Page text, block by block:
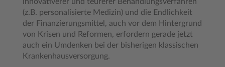
(z.B. personalisierte Medizin) und die Endlichkeit
der Finanzierungsmittel, auch vor dem Hintergrund
von Krisen und Reformen, erfordern gerade jetzt
auch ein Umdenken bei der bisherigen klassischen
Krankenhausversorgung.